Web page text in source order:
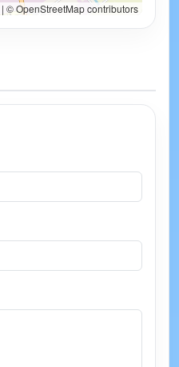
| © OpenStreetMap contributors